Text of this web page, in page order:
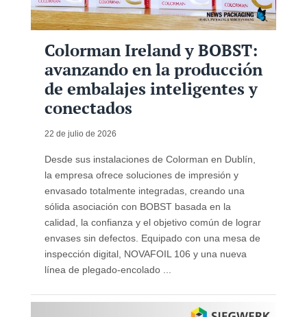
Colorman Ireland y BOBST:
avanzando en la producción
de embalajes inteligentes y
conectados
22 de julio de 2026
Desde sus instalaciones de Colorman en Dublín,
la empresa ofrece soluciones de impresión y
envasado totalmente integradas, creando una
sólida asociación con BOBST basada en la
calidad, la confianza y el objetivo común de lograr
envases sin defectos. Equipado con una mesa de
inspección digital, NOVAFOIL 106 y una nueva
línea de plegado-encolado ...